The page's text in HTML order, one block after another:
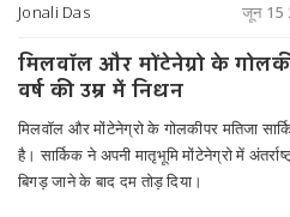
Jonali Das जून 15
मिलवॉल और मोंटेनेग्रो के
वर्ष की उम्र में निधन
मिलवॉल और मोंटेनेग्रो के गोलकीपर मतिजा
है। सार्किक ने अपनी मातृभूमि मोंटेनेग्रो में
बिगड़ जाने के बाद दम तोड़ दिया।